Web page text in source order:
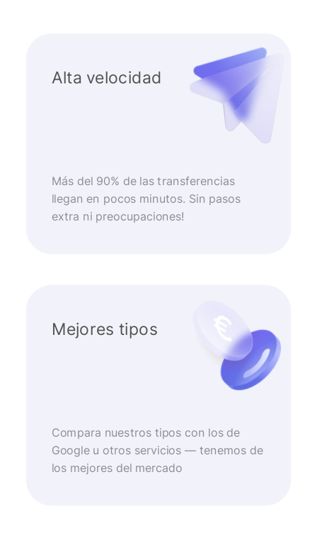
Alta velocidad
Más del 90% de las transferencias
llegan en pocos minutos. Sin pasos
extra ni preocupaciones!
Mejores tipos
Compara nuestros tipos con los de
Google u otros servicios — tenemos de
los mejores del mercado